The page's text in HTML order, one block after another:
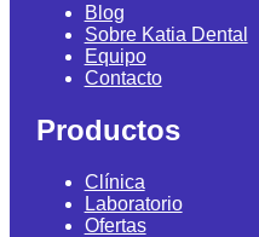
Blog
Sobre Katia Dental
Equipo
Contacto
Productos
Clínica
Laboratorio
Ofertas